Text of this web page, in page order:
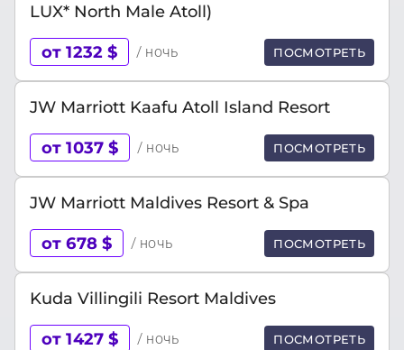
LUX* North Male Atoll)
от 1232 $ / ночь ПОСМОТРЕТЬ
JW Marriott Kaafu Atoll Island Resort
от 1037 $ / ночь ПОСМОТРЕТЬ
JW Marriott Maldives Resort & Spa
от 678 $ / ночь ПОСМОТРЕТЬ
Kuda Villingili Resort Maldives
от 1427 $ / ночь ПОСМОТРЕТЬ